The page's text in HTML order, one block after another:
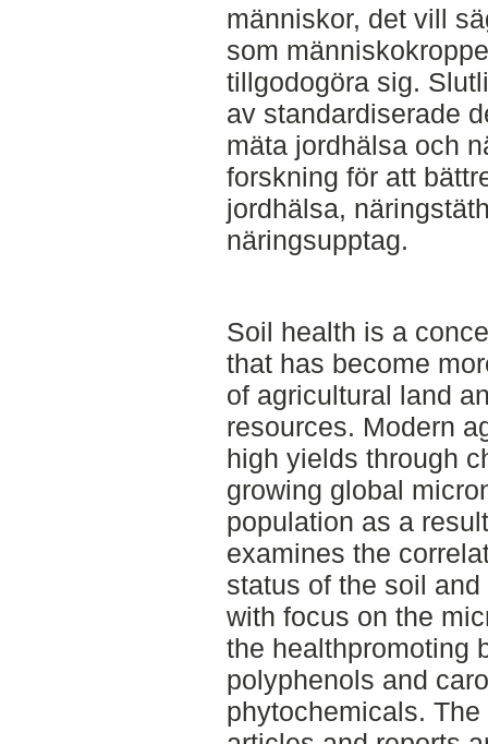
människor, det vill
som
tillgodogöra sig.
av standardiserade
mäta jordhälsa och
forskning för att
jordhälsa,
näringsupptag.
Soil health is a
that has become
of agricultural land
resources. Modern
high yields through
growing global
population as a
examines the
status of the soil
with focus on the
the healthpromoting
polyphenols and
phytochemicals.